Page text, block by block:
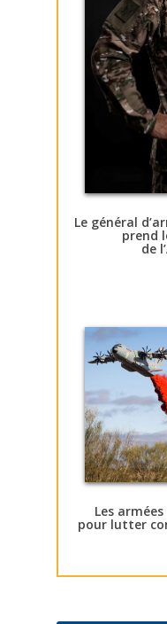
Le général
prend
de
Les
pour lutter